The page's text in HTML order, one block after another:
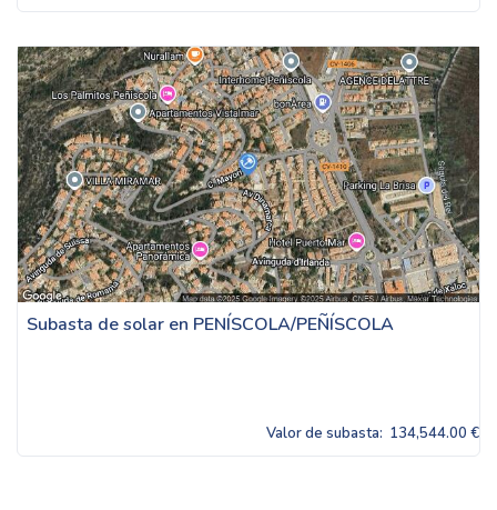
Subasta de solar en PENÍSCOLA/PEÑÍSCOLA
Valor de subasta: 134,544.00 €